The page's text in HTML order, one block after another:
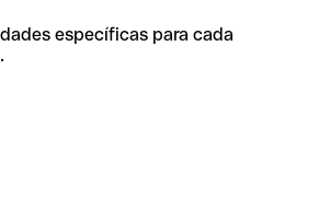
específicas para cada